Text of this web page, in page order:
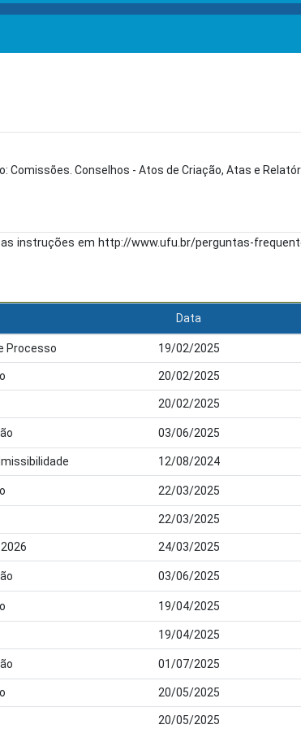
Comissões. Conselhos - Atos de Criação, Atas e
instruções em http://www.ufu.br/perguntas-
Data
Processo 19/02/2025
20/02/2025
20/02/2025
03/06/2025
12/08/2024
22/03/2025
22/03/2025
24/03/2025
03/06/2025
19/04/2025
19/04/2025
01/07/2025
20/05/2025
20/05/2025